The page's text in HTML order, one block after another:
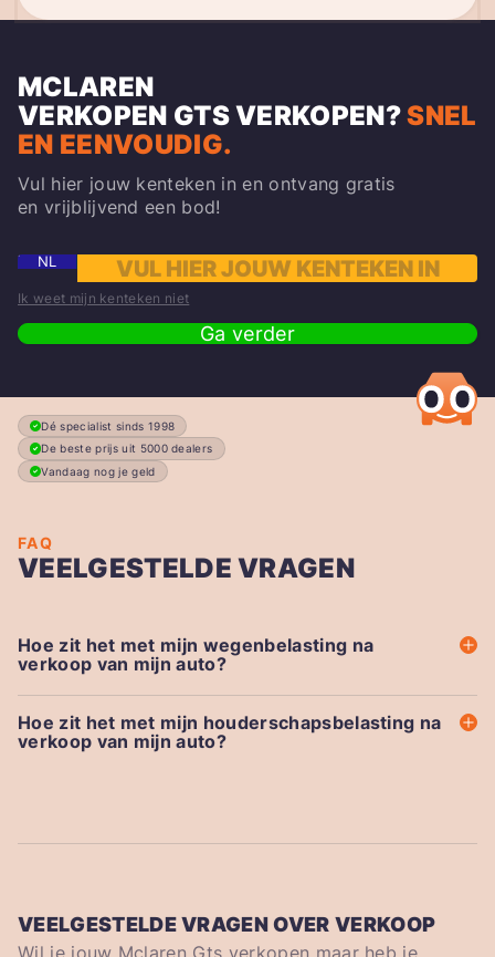
MCLAREN
VERKOPEN GTSVERKOPEN?SNEL
EN EENVOUDIG.
Vul hier jouw kenteken in en ontvang gratis
en vrijblijvend een bod!
NL
Ik weet mijn kenteken niet
Ga verder
Dé specialist sinds 1998
De beste prijs uit 5000 dealers
Vandaag nog je geld
FAQ
VEELGESTELDE VRAGEN
Hoe zit het met mijn wegenbelasting na
verkoop van mijn auto?
Hoe zit het met mijn houderschapsbelasting na
verkoop van mijn auto?
VEELGESTELDE VRAGEN OVER VERKOOP